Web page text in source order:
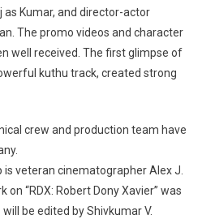
as Kumar, and director-actor
The promo videos and character
well received. The first glimpse of
kuthu track, created strong
crew and production team have
veteran cinematographer Alex J.
on “RDX: Robert Dony Xavier” was
be edited by Shivkumar V.